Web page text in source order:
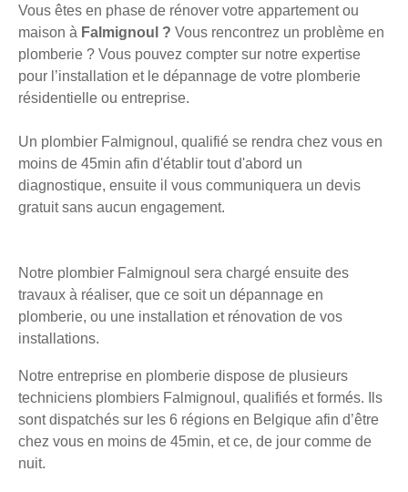
Vous êtes en phase de rénover votre appartement ou
maison à Falmignoul ? Vous rencontrez un problème en
plomberie ? Vous pouvez compter sur notre expertise
pour l’installation et le dépannage de votre plomberie
résidentielle ou entreprise.
Un plombier Falmignoul, qualifié se rendra chez vous en
moins de 45min afin d'établir tout d'abord un
diagnostique, ensuite il vous communiquera un devis
gratuit sans aucun engagement.
Notre plombier Falmignoul sera chargé ensuite des
travaux à réaliser, que ce soit un dépannage en
plomberie, ou une installation et rénovation de vos
installations.
Notre entreprise en plomberie dispose de plusieurs
techniciens plombiers Falmignoul, qualifiés et formés. Ils
sont dispatchés sur les 6 régions en Belgique afin d’être
chez vous en moins de 45min, et ce, de jour comme de
nuit.